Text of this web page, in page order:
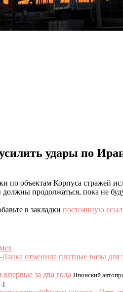
удары по
по объектам Корпуса
продолжаться, пока не
в закладки постоянную
отменила платные визы для
за два года Японский